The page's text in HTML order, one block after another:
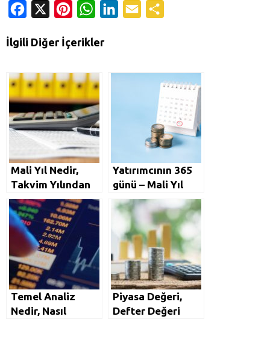
Facebook PinterestWhatsAppLinkedInEmail
İlgili Diğer İçerikler
Mali Yıl Nedir,
Takvim Yılından
Farkı Nedir, Ne
Zaman Başlar?
Yatırımcının 365
günü – Mali Yıl
Temel Analiz
Nedir, Nasıl
Piyasa Değeri,
Defter Değeri